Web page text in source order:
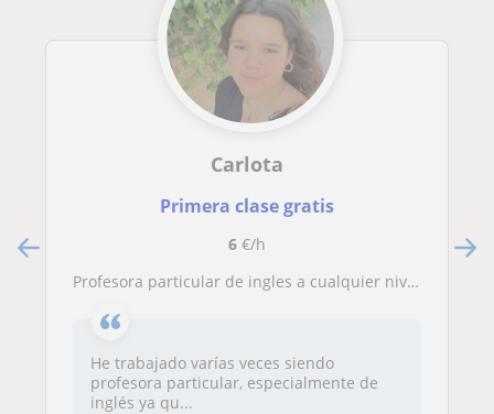
Carlota
Primera clase gratis
6€/h
Profesora particular de ingles a cualquier nivel, profesora particular de cualquier asignatura nivel primaria
He trabajado varías veces siendo
profesora particular, especialmente de
inglés ya qu...